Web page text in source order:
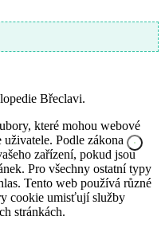
Břeclavi.
které mohou webové
Podle zákona
zařízení, pokud jsou
Pro všechny ostatní typy
Tento web používá různé
cookie umisťují služby
stránkách.